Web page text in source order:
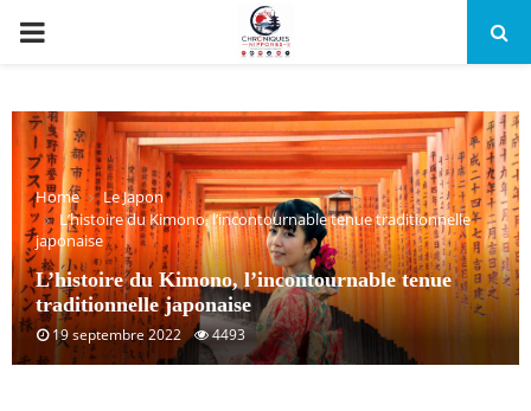
PRIMARY
Home
Le Japon
L’histoire du Kimono, l’incontournable tenue traditionnelle
japonaise
L’histoire du Kimono, l’incontournable tenue
traditionnelle japonaise
19 septembre 2022 4493